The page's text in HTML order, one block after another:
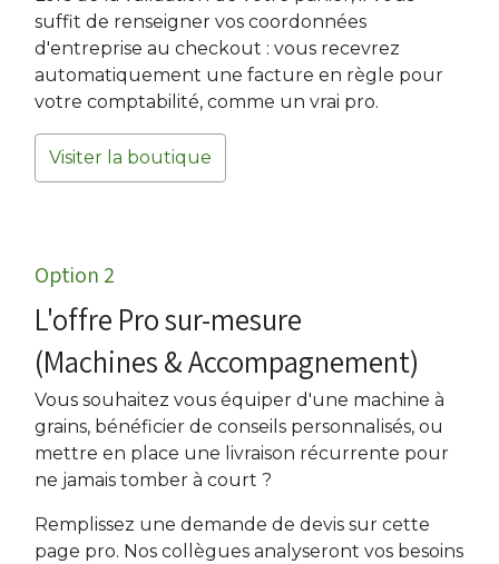
suffit de renseigner vos coordonnées
d'entreprise au checkout : vous recevrez
automatiquement une facture en règle pour
votre comptabilité, comme un vrai pro.
Visiter la boutique
Option 2 ​
L'offre Pro sur-mesure
(Machines & Accompagnement)​
Vous souhaitez vous équiper d'une machine à
grains, bénéficier de conseils personnalisés, ou
mettre en place une livraison récurrente pour
ne jamais tomber à court ?
Remplissez une demande de devis sur cette
page pro. Nos collègues analyseront vos besoins